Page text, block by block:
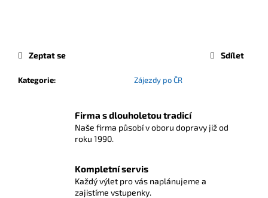
Kategorie: Zájezdy po ČR
Zeptat se Sdílet
Firma s dlouholetou tradicí
Naše firma působí v oboru dopravy již od
roku 1990.
Kompletní servis
Každý výlet pro vás naplánujeme a
zajistíme vstupenky.